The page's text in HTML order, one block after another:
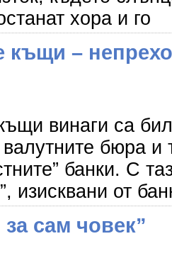
хора и го
къщи –
винаги са
бюра и
банки. С
изисквани от
сам човек”